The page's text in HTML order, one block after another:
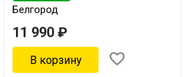
Белгород
11 990 ₽